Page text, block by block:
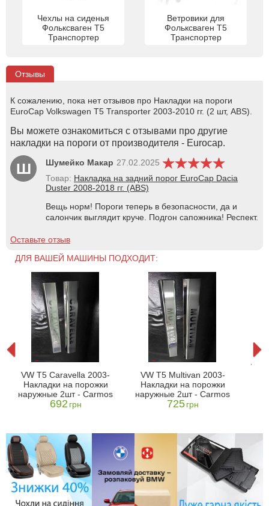
Чехлы на сиденья
Фольксваген Т5
Транспортер
Ветровики для
Фольксваген Т5
Транспортер
Отзывы
К сожалению, пока нет отзывов про Накладки на пороги
EuroCap Volkswagen T5 Transporter 2003-2010 гг. (2 шт, ABS).
Вы можете ознакомиться с отзывами про другие
накладки на пороги от производителя - Eurocap.
Ш Шумейко Макар 27.02.2025
Товар: Накладка на задний порог EuroCap Dacia
Duster 2008-2018 гг. (ABS)
Вещь норм! Пороги теперь в безопасности, да и
салончик выглядит круче. Подгон сапожника! Респект.
Оставьте отзыв
ДЛЯ ВАШЕЙ МАШИНЫ ПОДХОДИТ:
VW T5 Caravella 2003-
Накладки на порожки
наружные 2шт - Carmos
692 грн
VW T5 Multivan 2003-
Накладки на порожки
наружные 2шт - Carmos
725 грн
VW